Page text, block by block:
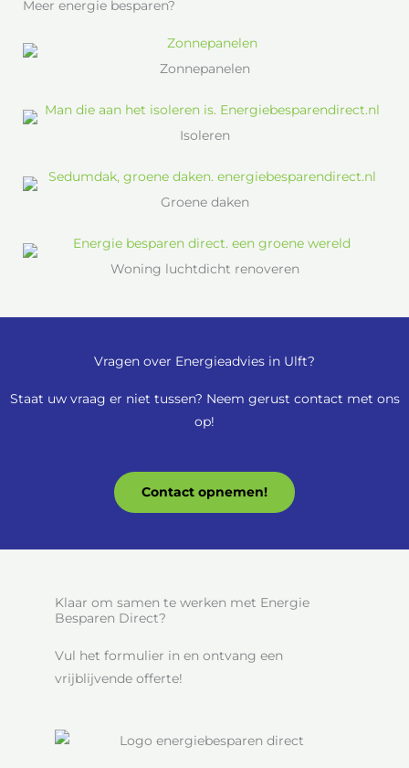
Meer energie besparen?
Zonnepanelen
Isoleren
Groene daken
Woning luchtdicht renoveren
Vragen over Energieadvies in Ulft?
Staat uw vraag er niet tussen? Neem gerust contact met ons
op!
Contact opnemen!
Klaar om samen te werken met Energie
Besparen Direct?
Vul het formulier in en ontvang een
vrijblijvende offerte!